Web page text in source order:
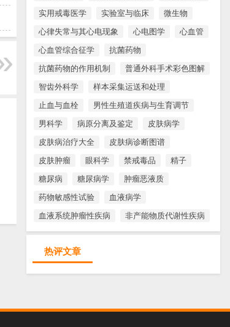
实用戒毒医学
实验室与临床
微生物
心律失常与其心电现象
心电图学
心血管
心血管综合征学
抗菌药物
抗菌药物的作用机制
普通外科手术彩色图解
智齿外科学
样本采集运送和处理
止血与血栓
男性生殖道疾病与生育调节
男科学
病原分离及鉴定
皮肤病学
皮肤病治疗大全
皮肤病诊断图谱
皮肤肿瘤
眼科学 禁戒毒品
精子
糖尿病
糖尿病学
肿瘤恶液质
药物敏感性试验
血液病学
血液系统肿瘤性疾病
非产能物质代谢性疾病
热评文章